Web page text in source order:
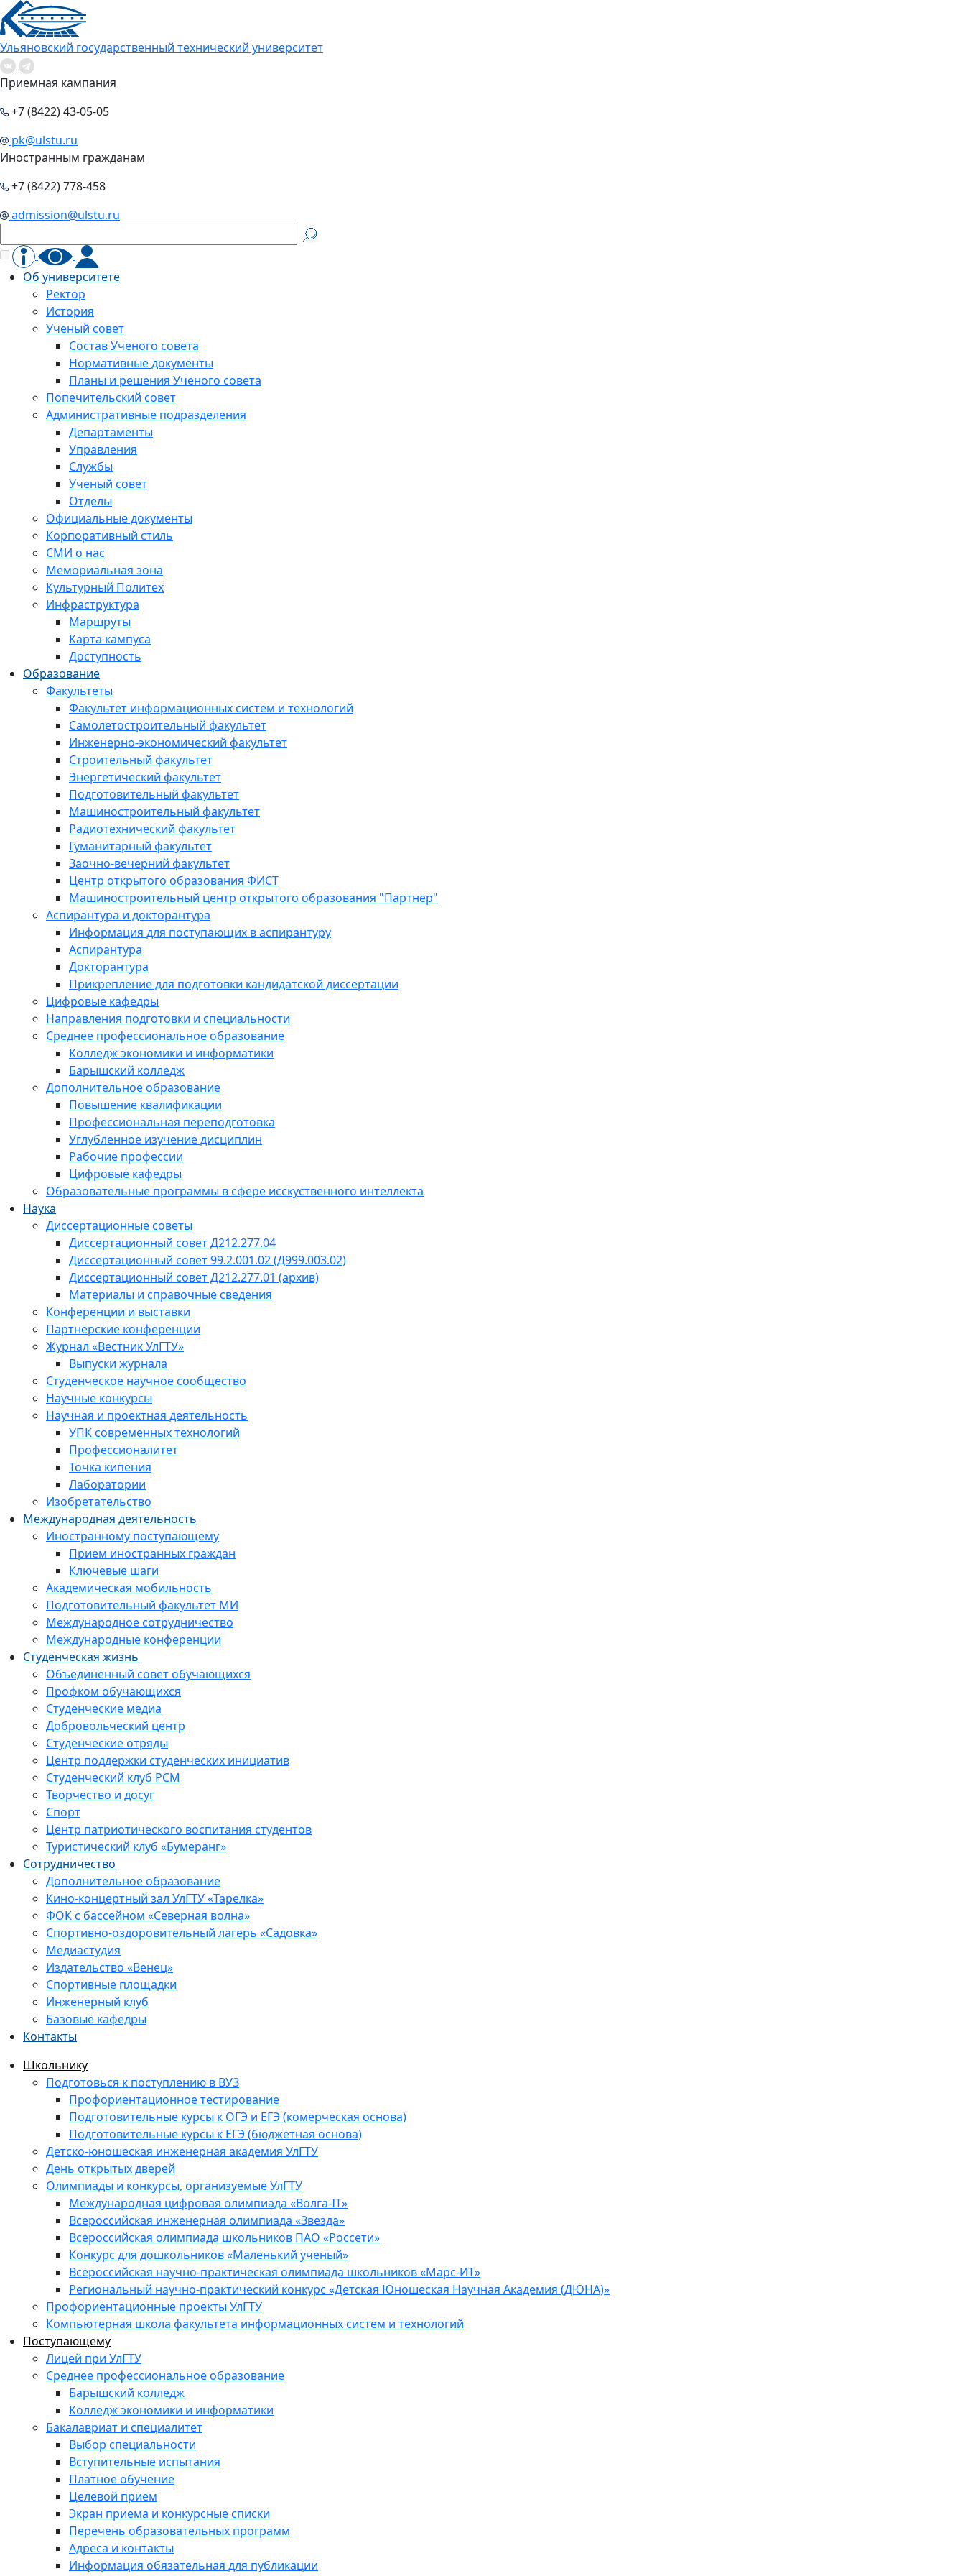
Ульяновский государственный технический университет
Приемная кампания
+7 (8422) 43-05-05
pk@ulstu.ru
Иностранным гражданам
+7 (8422) 778-458
admission@ulstu.ru
Об университете
Ректор
История
Ученый совет
Состав Ученого совета
Нормативные документы
Планы и решения Ученого совета
Попечительский совет
Административные подразделения
Департаменты
Управления
Службы
Ученый совет
Отделы
Официальные документы
Корпоративный стиль
СМИ о нас
Мемориальная зона
Культурный Политех
Инфраструктура
Маршруты
Карта кампуса
Доступность
Образование
Факультеты
Факультет информационных систем и технологий
Самолетостроительный факультет
Инженерно-экономический факультет
Строительный факультет
Энергетический факультет
Подготовительный факультет
Машиностроительный факультет
Радиотехнический факультет
Гуманитарный факультет
Заочно-вечерний факультет
Центр открытого образования ФИСТ
Машиностроительный центр открытого образования "Партнер"
Аспирантура и докторантура
Информация для поступающих в аспирантуру
Аспирантура
Докторантура
Прикрепление для подготовки кандидатской диссертации
Цифровые кафедры
Направления подготовки и специальности
Среднее профессиональное образование
Колледж экономики и информатики
Барышский колледж
Дополнительное образование
Повышение квалификации
Профессиональная переподготовка
Углубленное изучение дисциплин
Рабочие профессии
Цифровые кафедры
Образовательные программы в сфере исскуственного интеллекта
Наука
Диссертационные советы
Диссертационный совет Д212.277.04
Диссертационный совет 99.2.001.02 (Д999.003.02)
Диссертационный совет Д212.277.01 (архив)
Материалы и справочные сведения
Конференции и выставки
Партнёрские конференции
Журнал «Вестник УлГТУ»
Выпуски журнала
Студенческое научное сообщество
Научные конкурсы
Научная и проектная деятельность
УПК современных технологий
Профессионалитет
Точка кипения
Лаборатории
Изобретательство
Международная деятельность
Иностранному поступающему
Прием иностранных граждан
Ключевые шаги
Академическая мобильность
Подготовительный факультет МИ
Международное сотрудничество
Международные конференции
Студенческая жизнь
Объединенный совет обучающихся
Профком обучающихся
Студенческие медиа
Добровольческий центр
Студенческие отряды
Центр поддержки студенческих инициатив
Студенческий клуб РСМ
Творчество и досуг
Спорт
Центр патриотического воспитания студентов
Туристический клуб «Бумеранг»
Сотрудничество
Дополнительное образование
Кино-концертный зал УлГТУ «Тарелка»
ФОК с бассейном «Северная волна»
Спортивно-оздоровительный лагерь «Садовка»
Медиастудия
Издательство «Венец»
Спортивные площадки
Инженерный клуб
Базовые кафедры
Контакты
Школьнику
Подготовься к поступлению в ВУЗ
Профориентационное тестирование
Подготовительные курсы к ОГЭ и ЕГЭ (комерческая основа)
Подготовительные курсы к ЕГЭ (бюджетная основа)
Детско-юношеская инженерная академия УлГТУ
День открытых дверей
Олимпиады и конкурсы, организуемые УлГТУ
Международная цифровая олимпиада «Волга-IT»
Всероссийская инженерная олимпиада «Звезда»
Всероссийская олимпиада школьников ПАО «Россети»
Конкурс для дошкольников «Маленький ученый»
Всероссийская научно-практическая олимпиада школьников «Марс-ИТ»
Региональный научно-практический конкурс «Детская Юношеская Научная Академия (ДЮНА)»
Профориентационные проекты УлГТУ
Компьютерная школа факультета информационных систем и технологий
Поступающему
Лицей при УлГТУ
Среднее профессиональное образование
Барышский колледж
Колледж экономики и информатики
Бакалавриат и специалитет
Выбор специальности
Вступительные испытания
Платное обучение
Целевой прием
Экран приема и конкурсные списки
Перечень образовательных программ
Адреса и контакты
Информация обязательная для публикации